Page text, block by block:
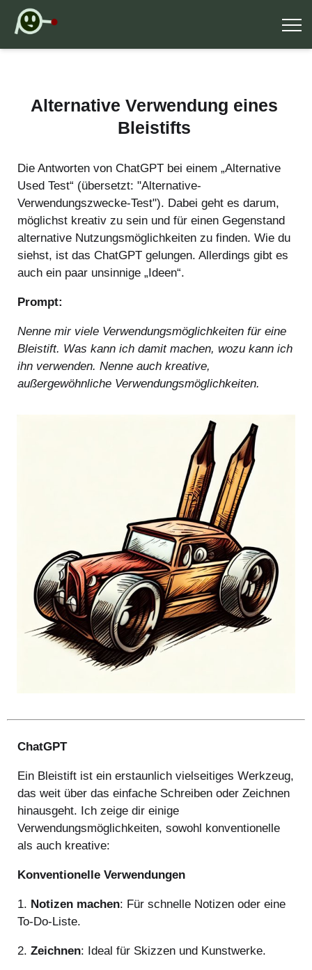
Alternative Verwendung eines
Bleistifts
Die Antworten von ChatGPT bei einem „Alternative
Used Test“ (übersetzt: "Alternative-
Verwendungszwecke-Test"). Dabei geht es darum,
möglichst kreativ zu sein und für einen Gegenstand
alternative Nutzungsmöglichkeiten zu finden. Wie du
siehst, ist das ChatGPT gelungen. Allerdings gibt es
auch ein paar unsinnige „Ideen“.
Prompt:
Nenne mir viele Verwendungsmöglichkeiten für eine
Bleistift. Was kann ich damit machen, wozu kann ich
ihn verwenden. Nenne auch kreative,
außergewöhnliche Verwendungsmöglichkeiten.
ChatGPT
Ein Bleistift ist ein erstaunlich vielseitiges Werkzeug,
das weit über das einfache Schreiben oder Zeichnen
hinausgeht. Ich zeige dir einige
Verwendungsmöglichkeiten, sowohl konventionelle
als auch kreative:
Konventionelle Verwendungen
1. Notizen machen: Für schnelle Notizen oder eine
To-Do-Liste.
2. Zeichnen: Ideal für Skizzen und Kunstwerke.